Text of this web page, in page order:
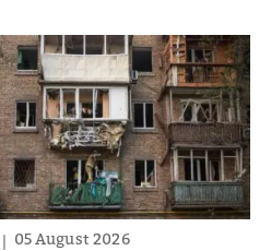
05 August 2026